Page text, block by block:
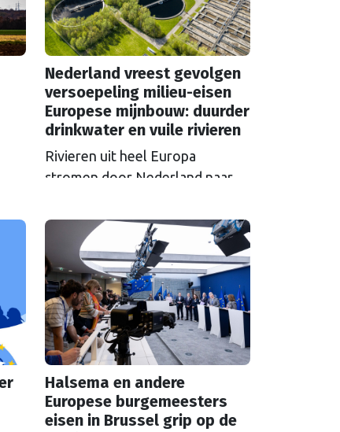
Nederland vreest gevolgen
versoepeling milieu-eisen
Europese mijnbouw: duurder
drinkwater en vuile rivieren
Rivieren uit heel Europa
stromen door Nederland naar
Als Brussel de milieu-eisen voor
mijnbouwbedrijven versoepelt,
zijn het de Nederlandse
drinkwaterbedrijven die dat
moeten oplossen.
Halsema en andere
Europese burgemeesters
eisen in Brussel grip op de